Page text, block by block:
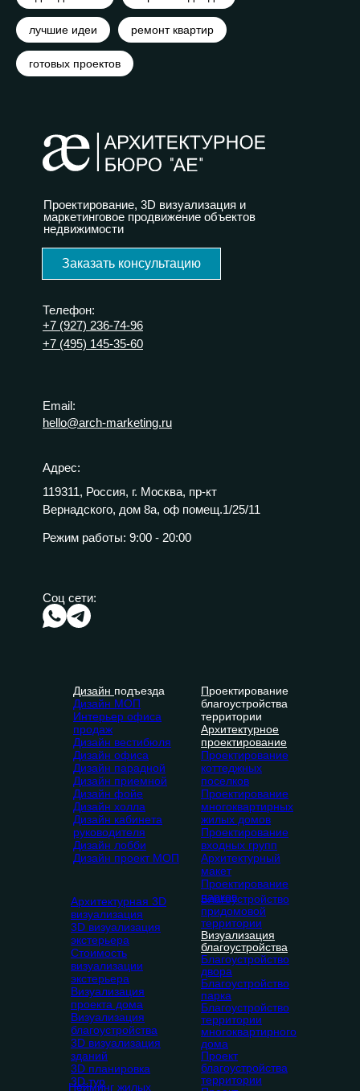
лучшие идеи ремонт квартир
готовых проектов
Адрес:
119311, Россия, г. Москва, пр-кт
Вернадского, дом 8а, оф помещ.1/25/11
Режим работы: 9:00 - 20:00
Соц сети:
Email:
hello@arch-marketing.ru
Телефон:
+7 (927) 236-74-96
+7 (495) 145-35-60
Проектирование, 3D визуализация и
маркетинговое продвижение объектов
недвижимости
Заказать консультацию
Благоустройство
придомовой
территории
Визуализация
благоустройства
Благоустройство
двора
Благоустройство
парка
Благоустройство
территории
многоквартирного
дома
Проект
благоустройства
территории
Дизайн подъезда
Дизайн МОП
Интерьер офиса
продаж
Дизайн вестибюля
Дизайн офиса
Дизайн парадной
Дизайн приемной
Дизайн фойе
Дизайн холла
Дизайн кабинета
руководителя
Дизайн лобби
Дизайн проект МОП
Проектирование
благоустройства
территории
Архитектурное
проектирование
Проектирование
коттеджных
поселков
Проектирование
многоквартирных
жилых домов
Проектирование
входных групп
Архитектурный
макет
Проектирование
парков
Архитектурная 3D
визуализация
3D визуализация
экстерьера
Стоимость
визуализации
экстерьера
Визуализация
проекта дома
Визуализация
благоустройства
3D визуализация
зданий
3D планировка
3D тур
Нейминг жилых